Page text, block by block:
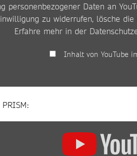
personenbezogener Daten an
zu widerrufen, lösche die
Erfahre mehr in der
Inhalt von YouTube